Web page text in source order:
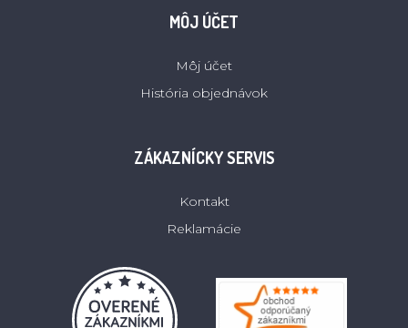
MÔJ ÚČET
Môj účet
História objednávok
ZÁKAZNÍCKY SERVIS
Kontakt
Reklamácie